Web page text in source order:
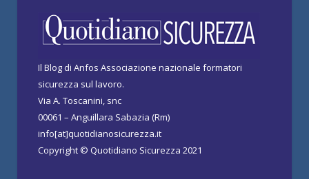
Il Blog di Anfos Associazione nazionale formatori
sicurezza sul lavoro.
Via A. Toscanini, snc
00061 – Anguillara Sabazia (Rm)
info[at]quotidianosicurezza.it
Copyright © Quotidiano Sicurezza 2021